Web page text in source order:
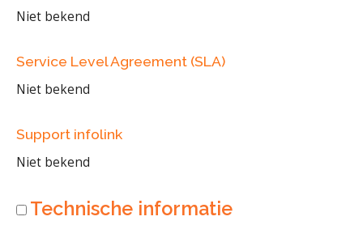
Niet bekend
Service Level Agreement (SLA)
Niet bekend
Support infolink
Niet bekend
Technische informatie